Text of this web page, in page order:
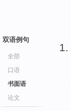
双语例句
全部
口语
书面语
论文